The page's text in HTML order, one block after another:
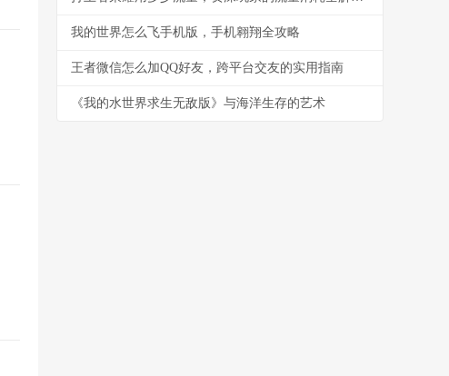
我的世界怎么飞手机版，手机翱翔全攻略
王者微信怎么加QQ好友，跨平台交友的实用指南
《我的水世界求生无敌版》与海洋生存的艺术